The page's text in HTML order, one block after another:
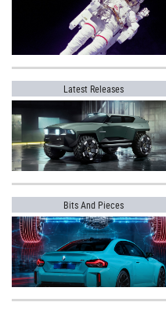
Latest Releases
Bits And Pieces